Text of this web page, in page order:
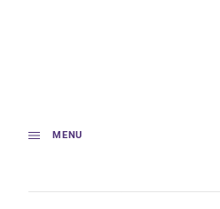
MENU
Accueil Chinon prend ses aises